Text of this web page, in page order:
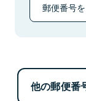
郵便番号
他の郵便番